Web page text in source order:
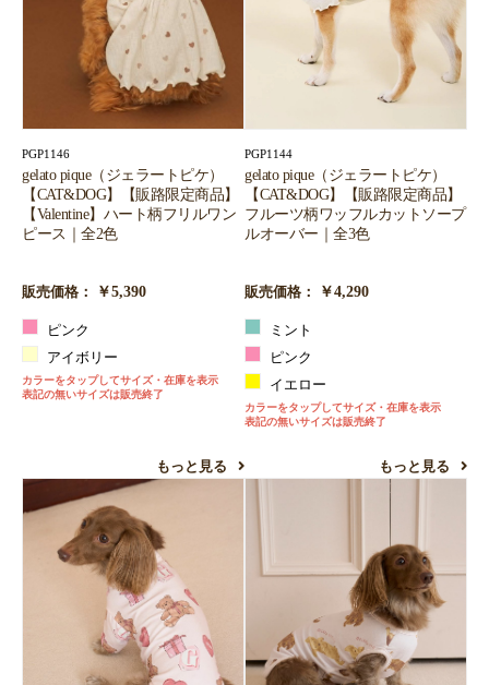
PGP1146
gelato pique（ジェラートピケ）
【CAT&DOG】【販路限定商品】
【Valentine】ハート柄フリルワン
ピース｜全2色
販売価格： ￥5,390
ピンク
アイボリー
カラーをタップしてサイズ・在庫を表示
表記の無いサイズは販売終了
もっと見る
PGP1144
gelato pique（ジェラートピケ）
【CAT&DOG】【販路限定商品】
フルーツ柄ワッフルカットソープ
ルオーバー｜全3色
販売価格： ￥4,290
ミント
ピンク
イエロー
カラーをタップしてサイズ・在庫を表示
表記の無いサイズは販売終了
もっと見る